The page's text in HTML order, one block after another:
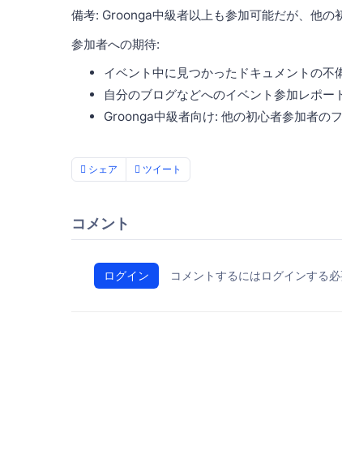
備考: Groonga中級者以上も参加可能だが、他の
参加者への期待:
イベント中に見つかったドキュメントの不
自分のブログなどへのイベント参加レポー
Groonga中級者向け: 他の初心者参加者の
シェア ツイート
コメント
ログイン コメントするにはログインする必